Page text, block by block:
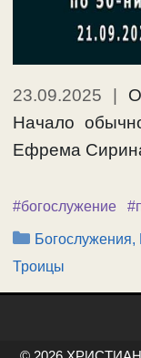
23.09.2025 |
Начало
Ефрема
#богослужение
Рубрики
Троицы